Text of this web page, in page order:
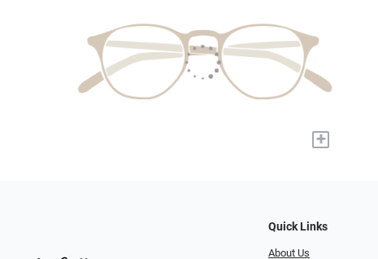
+
Quick Links
About Us